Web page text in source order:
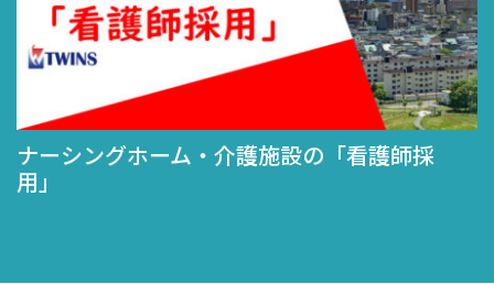
グホーム・介護施設の「看護師採
ナーシ